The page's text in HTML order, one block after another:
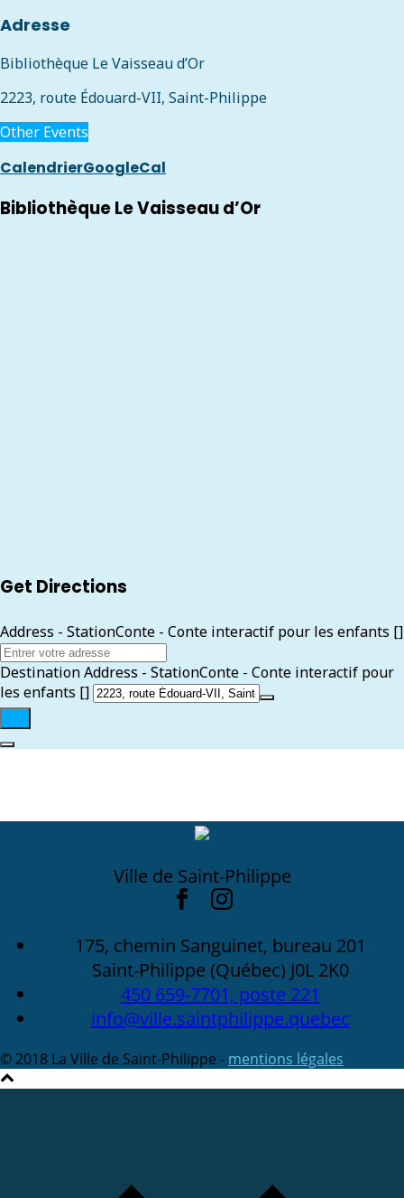
Adresse
Bibliothèque Le Vaisseau d’Or
2223, route Édouard-VII, Saint-Philippe
Other Events
CalendrierGoogleCal
Bibliothèque Le Vaisseau d’Or
Get Directions
Address - StationConte - Conte interactif pour les enfants []
Destination Address - StationConte - Conte interactif pour
les enfants []
Ville de Saint-Philippe
175, chemin Sanguinet, bureau 201
Saint-Philippe (Québec) J0L 2K0
450 659-7701, poste 221
info@ville.saintphilippe.quebec
© 2018 La Ville de Saint-Philippe - mentions légales